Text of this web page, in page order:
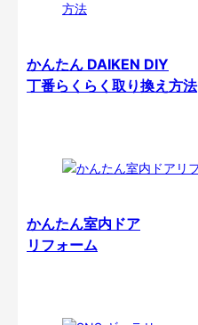
かんたん DAIKEN DIY
丁番らくらく取り換え方法
かんたん室内ドア
リフォーム